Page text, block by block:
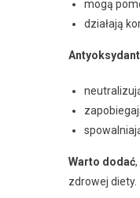
mogą
działają
Warto dodać
zdrowej diety.